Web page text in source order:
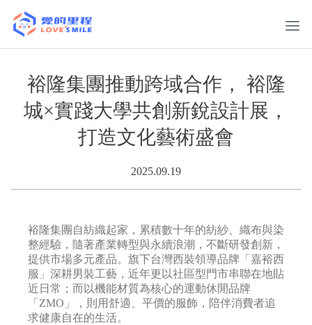
裕隆集團推動跨域合作， 裕隆
城×實踐大學共創新銳設計展，
打造文化藝術盛會
2025.09.19
裕隆集團自紡織起家，累積數十年的紡紗、織布與染
整經驗，隨著產業轉型與永續浪潮，不斷研發創新，
提供市場多元產品。旗下台灣西裝領導品牌「嘉裕西
服」深耕男裝工藝，近年更以社區型門市串聯在地貼
近日常；而以機能材質為核心的運動休閒品牌
「ZMO」，則用舒適、平價的服飾，陪伴消費者追
求健康自在的生活。